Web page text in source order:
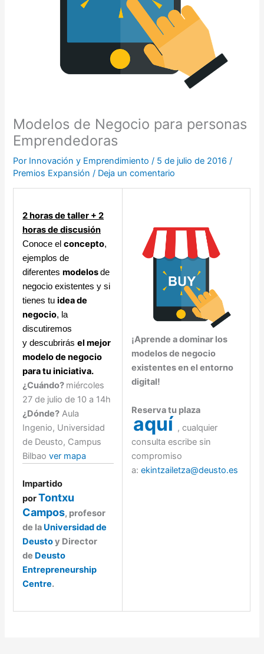
Modelos de Negocio para personas
Emprendedoras
Por Innovación y Emprendimiento/ 5 de julio de 2016/
Premios Expansión / Deja un comentario
2 horas de taller + 2
horas de discusión
Conoce elconcepto,
ejemplos de
diferentesmodelosde
negocio existentes y si
tienes tuidea de
negocio, la
discutiremos
y descubrirásel mejor
modelo de negocio
para tu iniciativa.
¿Cuándo? miércoles
27 de julio de 10 a 14h
¿Dónde? Aula
Ingenio, Universidad
de Deusto, Campus
Bilbaover mapa
Impartido
porTontxu
Campos, profesor
de la Universidad de
Deustoy Director
de Deusto
Entrepreneurship
Centre.
¡Aprende a dominar los
modelos de negocio
existentes en el entorno
digital!
Reserva tu plaza
aquí , cualquier
consulta escribe sin
compromiso
a:ekintzailetza@deusto.es